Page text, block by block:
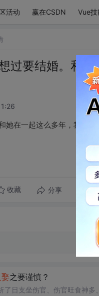
活动 赢在CSDN Vue
过要结婚。和
她在一起这么多年，我也从
收藏 分享 转
娶之要谨慎？
了日支坐伤官、伤官旺食神